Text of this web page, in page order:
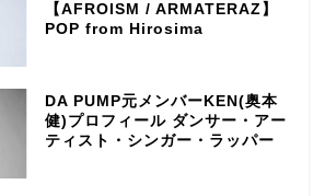
【AFROISM / ARMATERAZ】
POP from Hirosima
DA PUMP元メンバーKEN(奥本
健)プロフィール ダンサー・アー
ティスト・シンガー・ラッパー